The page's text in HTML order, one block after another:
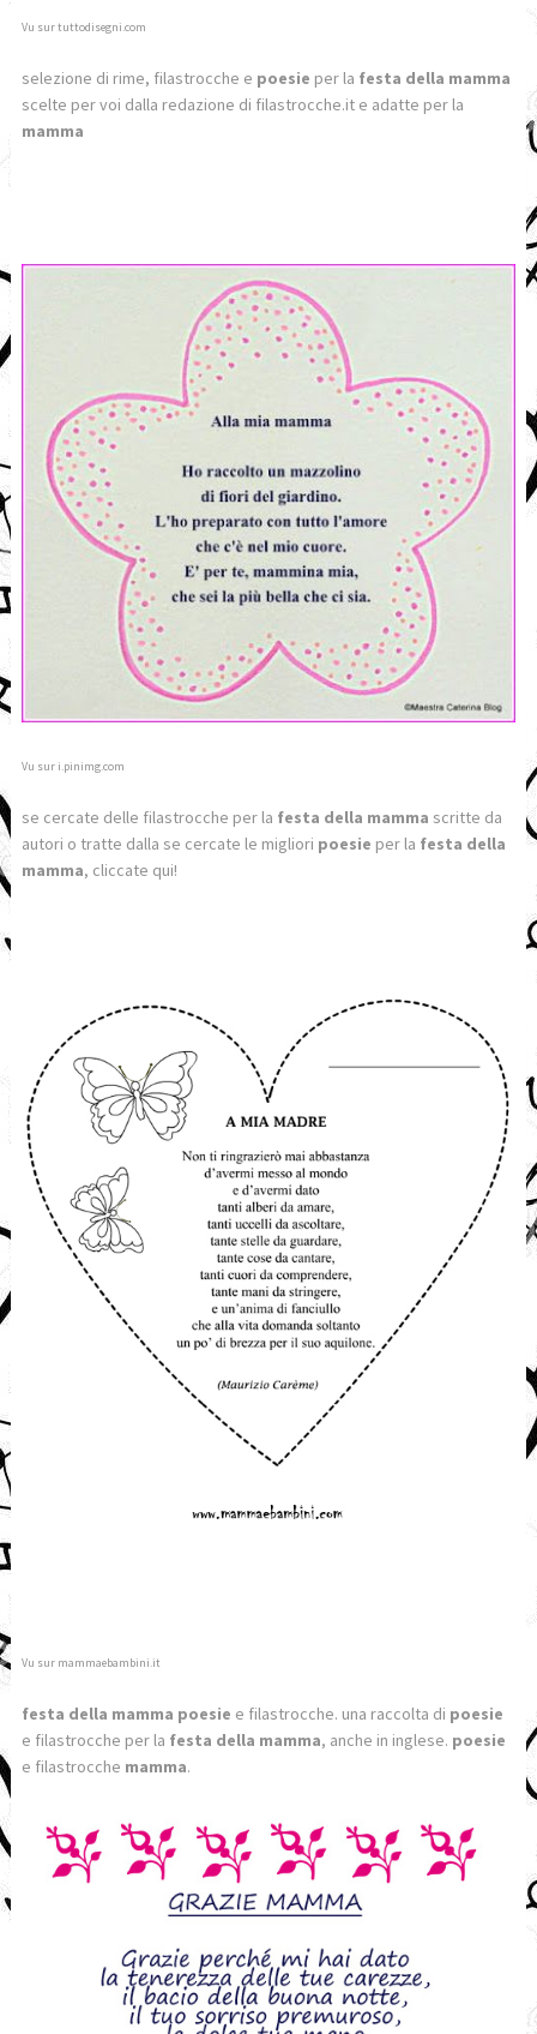
Vu sur tuttodisegni.com
selezione di rime, filastrocche e poesie per la festa della mamma
scelte per voi dalla redazione di filastrocche.it e adatte per la
mamma
Vu sur i.pinimg.com
se cercate delle filastrocche per la festa della mamma scritte da
autori o tratte dalla se cercate le migliori poesie per la festa della
mamma, cliccate qui!
Vu sur mammaebambini.it
festa della mamma poesie e filastrocche. una raccolta di poesie
e filastrocche per la festa della mamma, anche in inglese. poesie
e filastrocche mamma.